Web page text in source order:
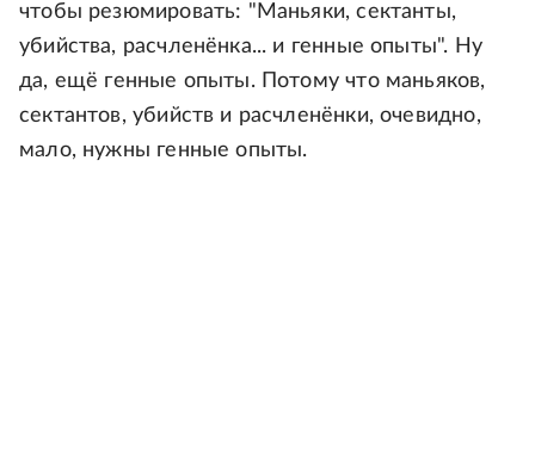
чтобы резюмировать: "Маньяки, сектанты,
убийства, расчленёнка... и генные опыты". Ну
да, ещё генные опыты. Потому что маньяков,
сектантов, убийств и расчленёнки, очевидно,
мало, нужны генные опыты.